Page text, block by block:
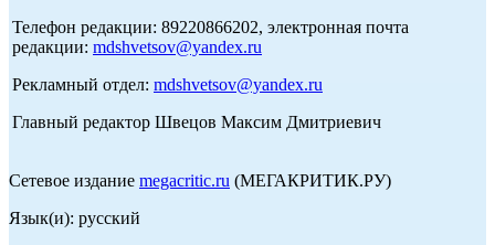
Телефон редакции: 89220866202, электронная почта
редакции: mdshvetsov@yandex.ru
Рекламный отдел: mdshvetsov@yandex.ru
Главный редактор Швецов Максим Дмитриевич
Сетевое издание megacritic.ru (МЕГАКРИТИК.РУ)
Язык(и): русский